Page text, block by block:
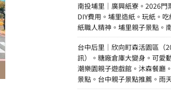
南投埔里｜廣興紙寮。2026門
DIY費用。埔里造紙。玩紙。
紙職人精神。埔里親子景點。
台中后里｜欣向町森活園區（
訊）。糖廠倉庫大變身。可愛
潮樂園親子遊戲館。沐森餐廳
景點。台中親子景點推薦。雨